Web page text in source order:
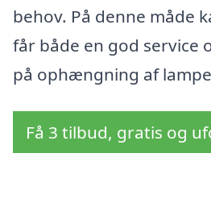
behov. På denne måde
får både en god service
på ophængning af
Få 3 tilbud, gratis og